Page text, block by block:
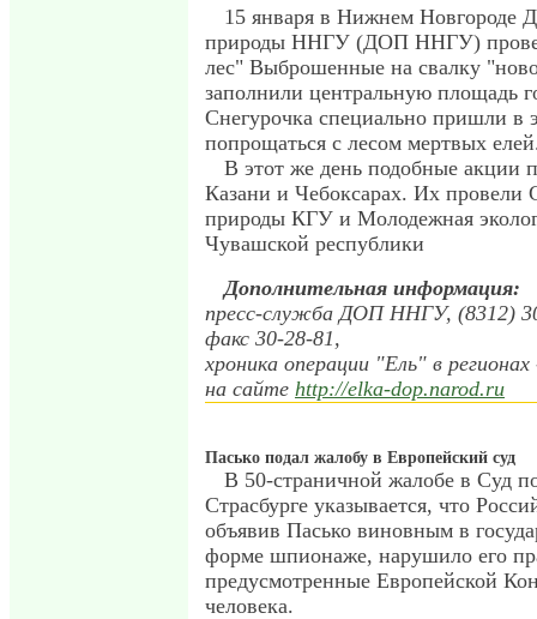
15 января в Нижнем Новгороде
природы ННГУ (ДОП ННГУ)
лес" Выброшенные на свалку
заполнили центральную площадь
Снегурочка специально пришли в
попрощаться с лесом мертвых
В этот же день подобные акции
Казани и Чебоксарах. Их провели
природы КГУ и Молодежная
Чувашской республики
Дополнительная информация:
пресс-служба ДОП ННГУ, (8312)
факс 30-28-81,
хроника операции "Ель" в регионах
на сайте http://elka-dop.narod.ru
Пасько подал жалобу в Европейский суд
В 50-страничной жалобе в Суд
Страсбурге указывается, что
объявив Пасько виновным в
форме шпионаже, нарушило его
предусмотренные Европейской
человека.